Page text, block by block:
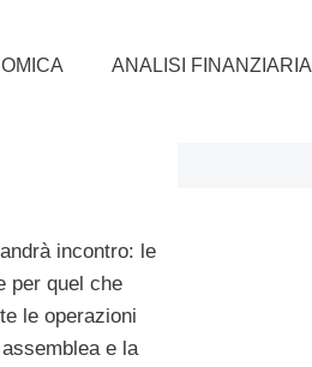
ANALISI FINANZIARIA
incontro: le
per quel che
le operazioni
e la